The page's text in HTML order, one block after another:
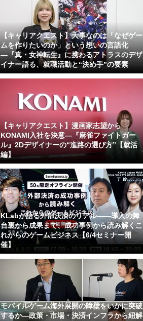
【キャリアクエスト】大事なのは「なぜゲー
ムを作りたいのか」という想いの言語化
―『真・女神転生』に携わるアトラスのデザ
イナー語る、就職活動と“決め手”の要素
【キャリアクエスト】漫画家志望から
KONAMI入社を決意―『麻雀ファイトガー
ル』2Dデザイナーの“進路の選び方”【就活
編】
KLabが語る外部決済のリアル――導入の舞
台裏から成果まで、成功事例から読み解くこ
れからのゲームビジネス【6/4セミナー開
催】
モバイルゲーム海外展開の障壁をいかに突破
するか―政策・市場・決済インフラから紐解